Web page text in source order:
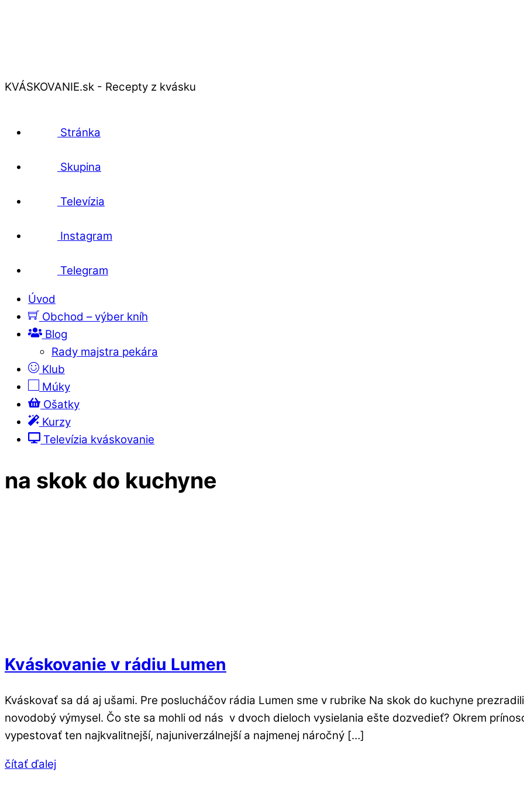
KVÁSKOVANIE.sk - Recepty z kvásku
Stránka
Skupina
Televízia
Instagram
Telegram
Úvod
Obchod – výber kníh
Blog
Rady majstra pekára
Klub
Múky
Ošatky
Kurzy
Televízia kváskovanie
na skok do kuchyne
Kváskovanie v rádiu Lumen
Kváskovať sa dá aj ušami. Pre poslucháčov rádia Lumen sme v rubrike Na skok do kuchyne
novodobý výmysel. Čo ste sa mohli od nás v dvoch dieloch vysielania ešte dozvedieť? Okrem
vypestovať ten najkvalitnejší, najuniverzálnejší a najmenej náročný […]
čítať ďalej